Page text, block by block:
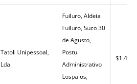
Tatoli Unipessoal,
Lda
Fuiluro, Aldeia
Fuiluro, Suco 30
de Agusto,
Postu
Administrativo
Lospalos,
$1.40